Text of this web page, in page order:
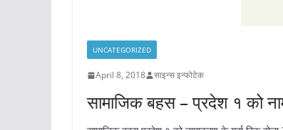
UNCATEGORIZED
April 8, 2018 साइन्स इन्फोटेक
सामाजिक बहस – प्रदेश १ को